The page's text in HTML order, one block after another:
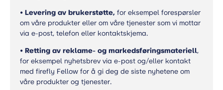
• Levering av brukerstøtte, for eksempel forespørsler
om våre produkter eller om våre tjenester som vi mottar
via e-post, telefon eller kontaktskjema.
• Retting av reklame- og markedsføringsmateriell,
for eksempel nyhetsbrev via e-post og/eller kontakt
med firefly Fellow for å gi deg de siste nyhetene om
våre produkter og tjenester.